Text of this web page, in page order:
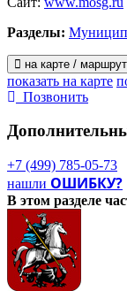
Разделы:
на карте / маршрут
показать на карте
Позвонить
+7 (499) 785-05-73
нашли ОШИБКУ?
В этом разделе